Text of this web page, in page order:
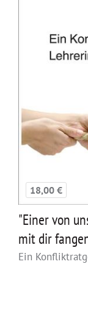
18,00 €
"Einer von
mit dir
Ein